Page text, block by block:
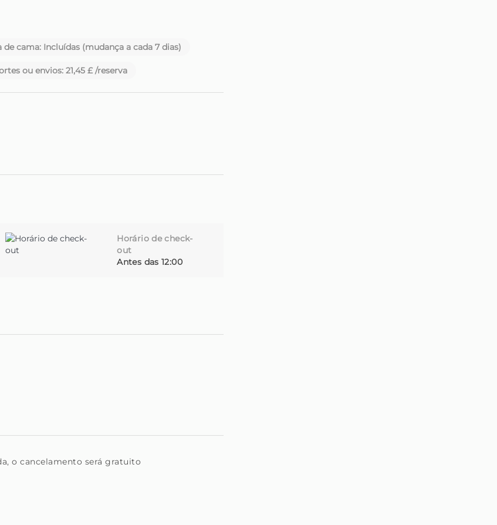
de cama: Incluídas (mudança a cada 7 dias)
ou envios: 21,45 £ /reserva
Horário de check-
out
Antes das 12:00
o cancelamento será gratuito